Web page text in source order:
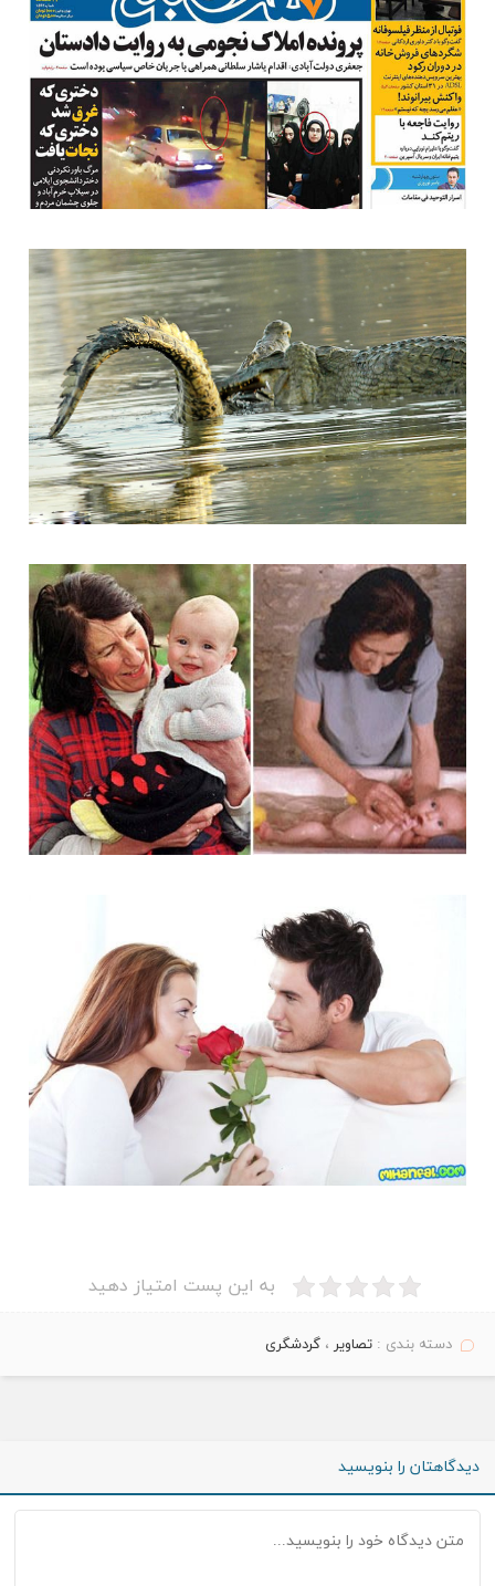
به این پست امتیاز دهید
دسته بندی :تصاویر ،گردشگری
دیدگاهتان را بنویسید